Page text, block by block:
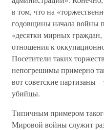
в том, что на
годовщины начала
«десятки мирных
отношения к
Посетители таких
непогрешимы примерно
вот советские партизаны
убийцы.
Типичным примером
Мировой войны служит